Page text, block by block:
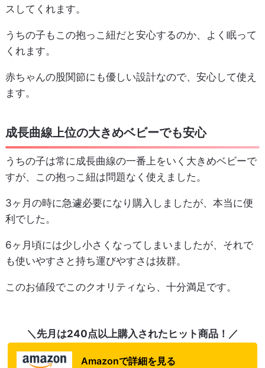
スしてくれます。
うちの子もこの抱っこ紐だと安心するのか、よく眠って
くれます。
赤ちゃんの股関節にも優しい設計なので、安心して使え
ます。
成長曲線上位の大きめベビーでも安心
うちの子は常に成長曲線の一番上をいく大きめベビーで
すが、この抱っこ紐は問題なく使えました。
3ヶ月の時に急遽必要になり購入しましたが、本当に便
利でした。
6ヶ月頃には少し小さくなってしまいましたが、それで
も使いやすさと持ち運びやすさは抜群。
このお値段でこのクオリティなら、十分満足です。
＼先月は240点以上購入されたヒット商品！／
Amazonで詳細を見る